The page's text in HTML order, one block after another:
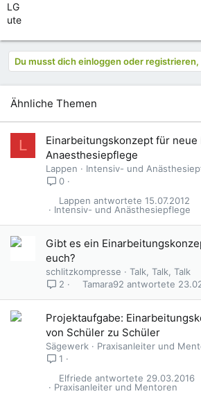
LG
ute
Du musst dich einloggen oder
Ähnliche Themen
L
Einarbeitungskonzept für
Anaesthesiepflege
Lappen
Intensiv- und
0
Intensiv- und Anästhesiepflege
15.07.2012
Lappen
Gibt es ein
euch?
schlitzkompresse
Talk, Talk, Talk
2
Tamara92
Projektaufgabe:
von Schüler zu Schüler
Sägewerk
Praxisanleiter und
1
Praxisanleiter und Mentoren
29.03.2016
Elfriede